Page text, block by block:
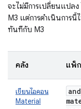
จะไม่มีการเปลี่ยนแปล
M3 แต่การดำเนินการนี้
ทันทีกับ M3
คลัง แพ็
เขียนไอคอน
Material